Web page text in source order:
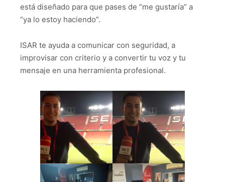
está diseñado para que pases de “me gustaría” a
“ya lo estoy haciendo”.
ISAR te ayuda a comunicar con seguridad, a
improvisar con criterio y a convertir tu voz y tu
mensaje en una herramienta profesional.